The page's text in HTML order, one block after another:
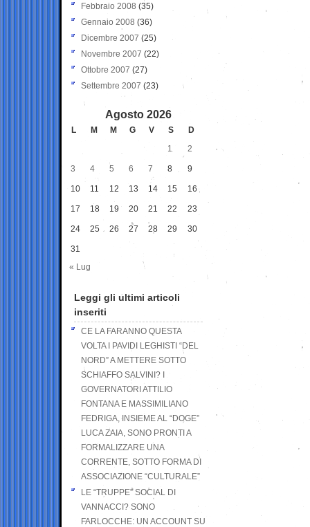
Febbraio 2008 (35)
Gennaio 2008 (36)
Dicembre 2007 (25)
Novembre 2007 (22)
Ottobre 2007 (27)
Settembre 2007 (23)
Agosto 2026
L M M G V S
D
1
2
3 4 5 6 7 8 9
10 11 12 13 14 15 16
17 18 19 20 21 22 23
24 25 26 27 28 29 30
31
« Lug
Leggi gli ultimi articoli
inseriti
CE LA FARANNO QUESTA
VOLTA I PAVIDI LEGHISTI “DEL
NORD” A METTERE SOTTO
SCHIAFFO SALVINI? I
GOVERNATORI ATTILIO
FONTANA E MASSIMILIANO
FEDRIGA, INSIEME AL “DOGE”
LUCA ZAIA, SONO PRONTI A
FORMALIZZARE UNA
CORRENTE, SOTTO FORMA DI
ASSOCIAZIONE “CULTURALE”
LE “TRUPPE” SOCIAL DI
VANNACCI? SONO
FARLOCCHE: UN ACCOUNT SU